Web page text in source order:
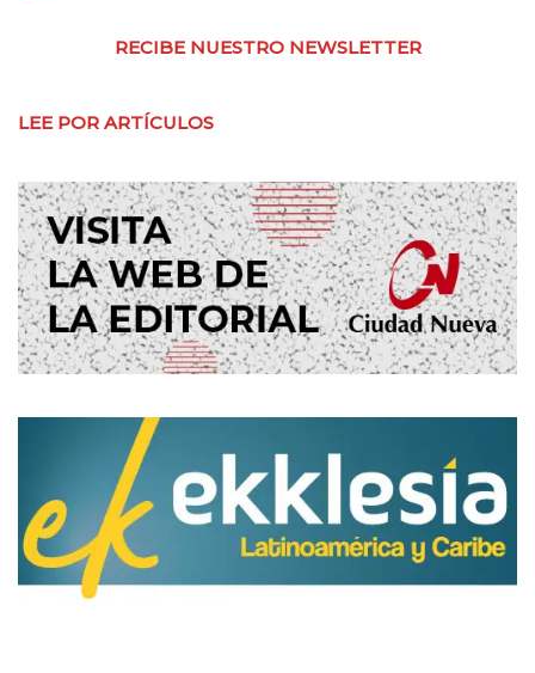
RECIBE NUESTRO NEWSLETTER
LEE POR ARTÍCULOS